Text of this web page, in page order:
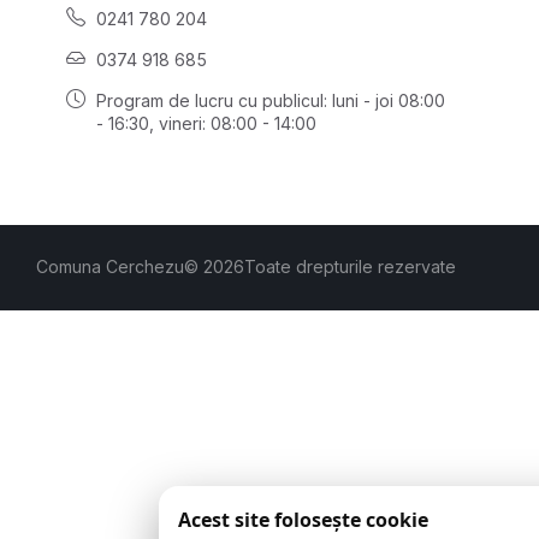
0241 780 204
0374 918 685
Program de lucru cu publicul: luni - joi 08:00
- 16:30 , vineri: 08:00 - 14:00
Comuna Cerchezu© 2026Toate drepturile rezervate
Acest site folosește cookie